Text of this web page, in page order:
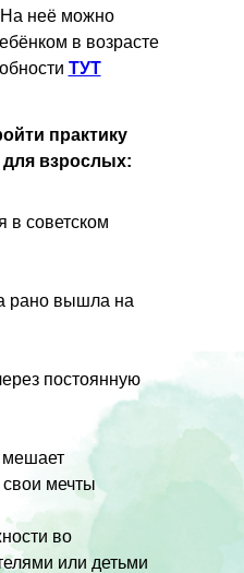
На неё можно
в возрасте
ТУТ
в советском
рано вышла на
постоянную
мешает
свои мечты
во
или детьми
практику
взрослых: